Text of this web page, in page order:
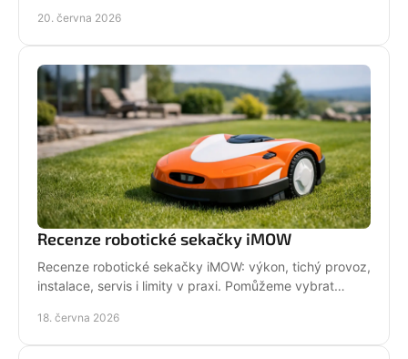
20. června 2026
Recenze robotické sekačky iMOW
Recenze robotické sekačky iMOW: výkon, tichý provoz,
instalace, servis i limity v praxi. Pomůžeme vybrat
18. června 2026